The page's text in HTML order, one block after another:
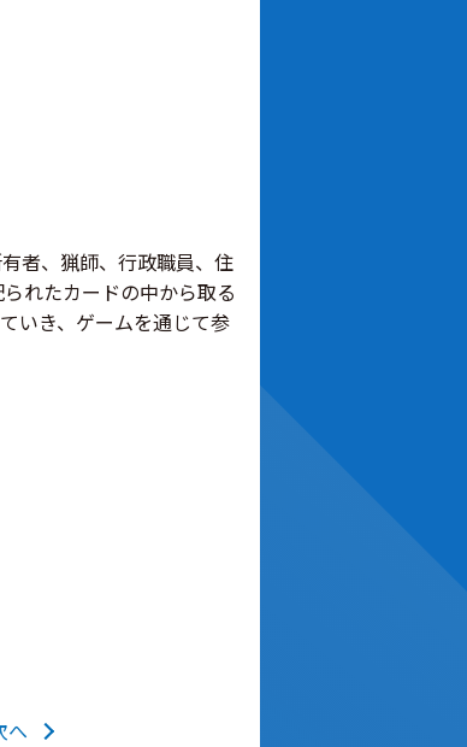
者、猟師、行政職員、住
れたカードの中から取る
いき、ゲームを通じて参
へ